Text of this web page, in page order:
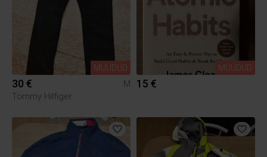
MÜÜDUD
30 €
M
Tommy Hilfiger
MÜÜDUD
15 €